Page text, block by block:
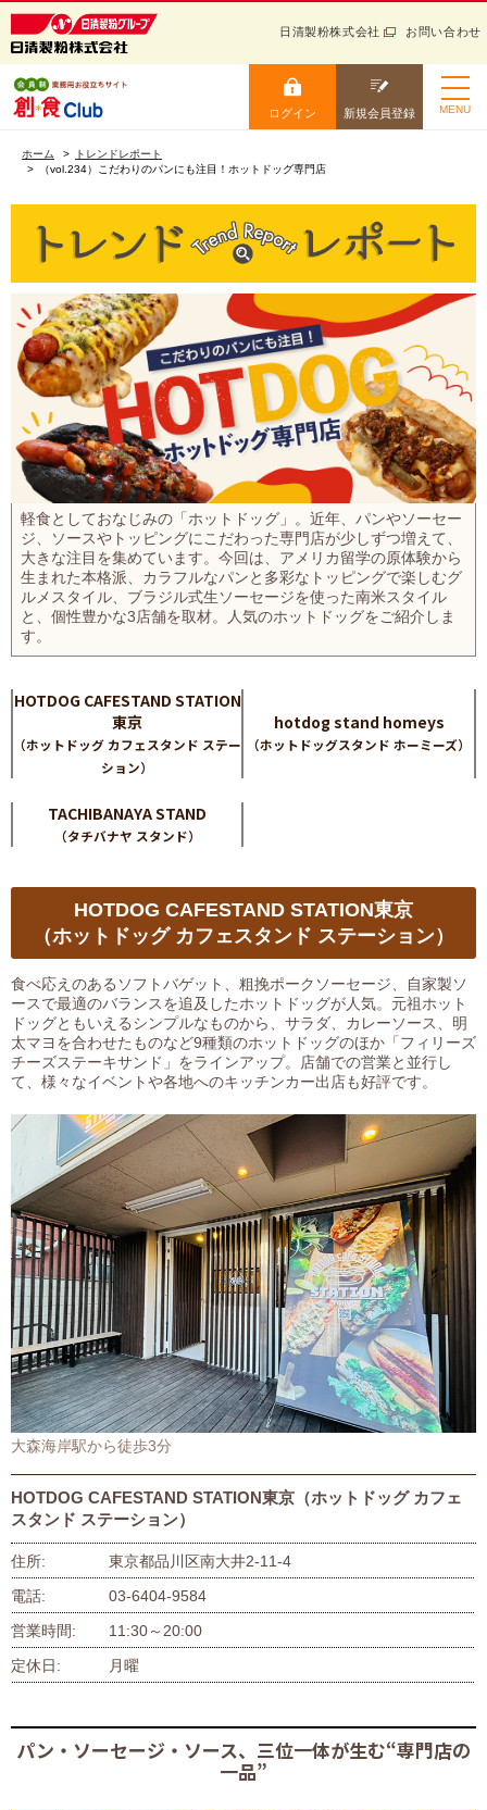
日清製粉グループ 健康と信
頼をお届けする
制業務用お役立ちサイト
日清製粉株式会社 お問い合わせ
ログイン
会員IDをお忘れの方
パスワードをお忘れの方
会員IDを保存する
ログイン 新規会員登録 MENU
ログイン 新規会員登録
レシピ
カタログ
お役立ち情報
学ぶ
セミナー・イベント
サイトマップ
ご利用ガイド
お問い合わせ
日清製粉（株）事業所一覧
小麦粉製品の取り扱いについて
弊社業務用小麦粉製品の表示について
日清製粉グループ
ホーム
トレンドレポート
（vol.234）こだわりのパンにも注目！ホットドッグ専門店
軽食としておなじみの「ホットドッグ」。近年、パンやソーセー
ジ、ソースやトッピングにこだわった専門店が少しずつ増えて、
大きな注目を集めています。今回は、アメリカ留学の原体験から
生まれた本格派、カラフルなパンと多彩なトッピングで楽しむグ
ルメスタイル、ブラジル式生ソーセージを使った南米スタイル
と、個性豊かな3店舗を取材。人気のホットドッグをご紹介しま
す。
HOTDOG CAFESTAND STATION
東京
（ホットドッグ カフェスタンド ステー
ション）
hotdog stand homeys
（ホットドッグスタンド ホーミーズ）
TACHIBANAYA STAND
（タチバナヤ スタンド）
HOTDOG CAFESTAND STATION東京
（ホットドッグ カフェスタンド ステーション）
食べ応えのあるソフトバゲット、粗挽ポークソーセージ、自家製ソ
ースで最適のバランスを追及したホットドッグが人気。元祖ホット
ドッグともいえるシンプルなものから、サラダ、カレーソース、明
太マヨを合わせたものなど9種類のホットドッグのほか「フィリーズ
チーズステーキサンド」をラインアップ。店舗での営業と並行し
て、様々なイベントや各地へのキッチンカー出店も好評です。
HOTDOG CAFESTAND STATION東京（ホットドッグ カフェ
スタンド ステーション）
住所
東京都品川区南大井2-11-4
電話
03-6404-9584
営業時間
11:30～20:00
定休日
月曜
大森海岸駅から徒歩3分
パン・ソーセージ・ソース、三位一体が生む“専門店の
一品”